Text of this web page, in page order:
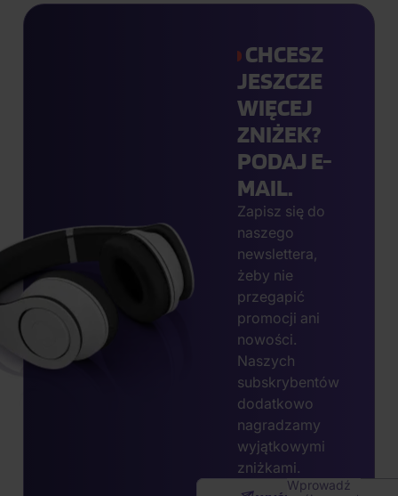
CHCESZ
JESZCZE
WIĘCEJ
ZNIŻEK?
PODAJ E-
MAIL.
Zapisz się do
naszego
newslettera,
żeby nie
przegapić
promocji ani
nowości.
Naszych
subskrybentów
dodatkowo
nagradzamy
wyjątkowymi
zniżkami.
Wprowadź